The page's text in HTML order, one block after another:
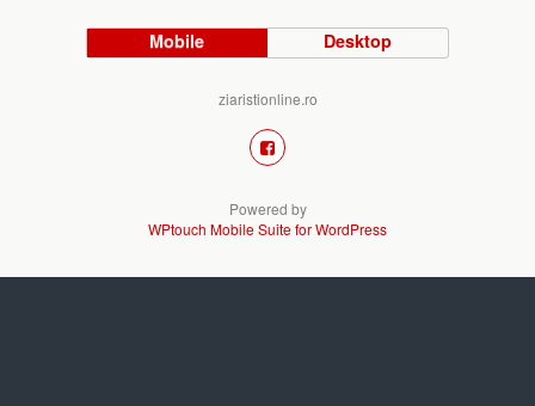
Mobile Desktop
ziaristionline.ro
Powered by
WPtouch Mobile Suite for WordPress